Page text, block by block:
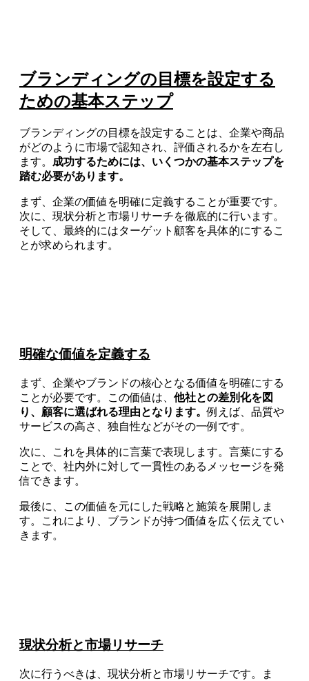
ブランディングの目標を設定する
ための基本ステップ
ブランディングの目標を設定することは、企業や商品
がどのように市場で認知され、評価されるかを左右し
ます。 成功するためには、いくつかの基本ステップを
踏む必要があります。
まず、企業の価値を明確に定義することが重要です。
次に、現状分析と市場リサーチを徹底的に行います。
そして、最終的にはターゲット顧客を具体的にするこ
とが求められます。
明確な価値を定義する
まず、企業やブランドの核心となる価値を明確にする
ことが必要です。この価値は、 他社との差別化を図
り、顧客に選ばれる理由となります。例えば、品質や
サービスの高さ、独自性などがその一例です。
次に、これを具体的に言葉で表現します。言葉にする
ことで、社内外に対して一貫性のあるメッセージを発
信できます。
最後に、この価値を元にした戦略と施策を展開しま
す。これにより、ブランドが持つ価値を広く伝えてい
きます。
現状分析と市場リサーチ
次に行うべきは、現状分析と市場リサーチです。ま